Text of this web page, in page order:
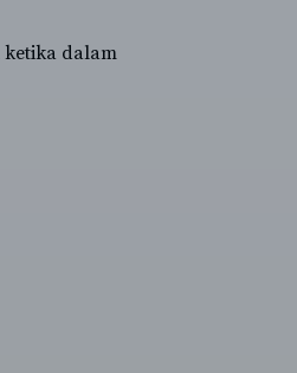
dalam